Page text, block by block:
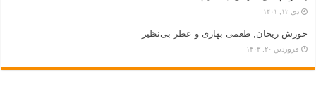
دی ۱۲, ۱۴۰۱
خورش ریحان, طعمی بهاری و عطر بی‌نظیر
فروردین ۲۰, ۱۴۰۳